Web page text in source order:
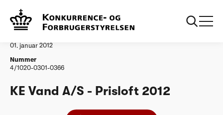
Vandtilsyn
01. januar 2012
Nummer
4/1020-0301-0366
KE Vand A/S - Prisloft 2012